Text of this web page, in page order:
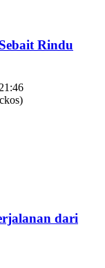
Rindu
dari